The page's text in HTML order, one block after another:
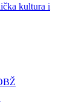
kultura i